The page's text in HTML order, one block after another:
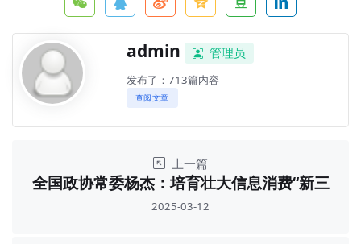
admin 管理员
发布了：713篇内容
查阅文章
上一篇
全国政协常委杨杰：培育壮大信息消费“新三
样” 激发经济增长新动能
2025-03-12